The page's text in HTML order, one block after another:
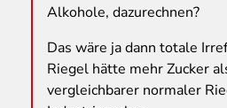
Alkohole, dazurechnen?
Das wäre ja dann totale
Riegel hätte mehr Zucker
vergleichbarer normaler